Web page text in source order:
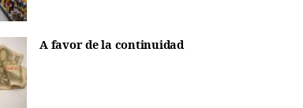
A favor de la continuidad